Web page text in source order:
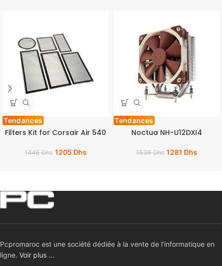
Tendances
Filters Kit for Corsair Air 540
1446Dhs 1205 Dhs
Tendances
Noctua NH-U12DXI4
1538Dhs 1281 Dhs
Pcpromaroc est une société dédiée à la vente de l’informatique en
ligne. Voir plus …